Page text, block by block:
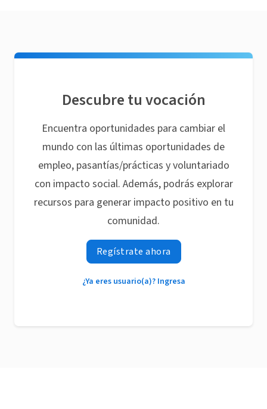
Descubre tu vocación
Encuentra oportunidades para cambiar el
mundo con las últimas oportunidades de
empleo, pasantías/prácticas y voluntariado
con impacto social. Además, podrás explorar
recursos para generar impacto positivo en tu
comunidad.
Regístrate ahora
¿Ya eres usuario(a)? Ingresa